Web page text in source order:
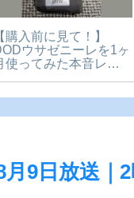
【購入前に見て！】
ウサゼニーレを1ヶ
使ってみた本音レビ
月9日放送